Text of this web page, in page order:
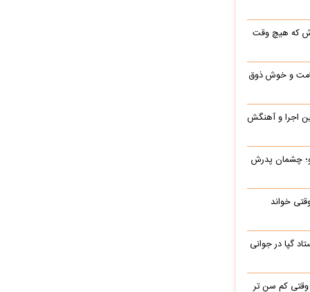
که هیچ وقت
قامت و خوش ذوق
اجرا و آهنگش
چشمان پدرش
خواند
گپا در جوانی
وقتی کم سن تر